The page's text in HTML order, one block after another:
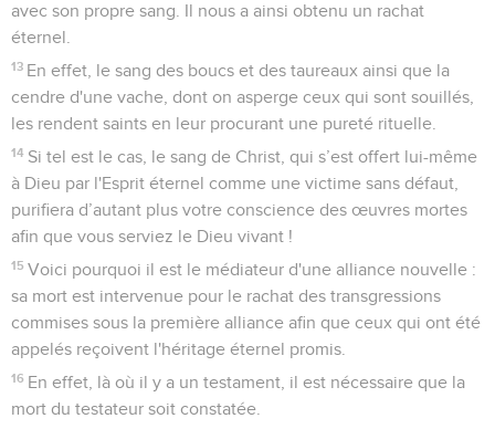
avec son propre sang. Il nous a ainsi obtenu un rachat
éternel.
13 En effet, le sang des boucs et des taureaux ainsi que la
cendre d'une vache, dont on asperge ceux qui sont souillés,
les rendent saints en leur procurant une pureté rituelle.
14 Si tel est le cas, le sang de Christ, qui s’est offert lui-même
à Dieu par l'Esprit éternel comme une victime sans défaut,
purifiera d’autant plus votre conscience des œuvres mortes
afin que vous serviez le Dieu vivant !
15 Voici pourquoi il est le médiateur d'une alliance nouvelle :
sa mort est intervenue pour le rachat des transgressions
commises sous la première alliance afin que ceux qui ont été
appelés reçoivent l'héritage éternel promis.
16 En effet, là où il y a un testament, il est nécessaire que la
mort du testateur soit constatée.